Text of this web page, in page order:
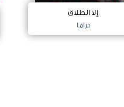
إلا الطلاق
دراما